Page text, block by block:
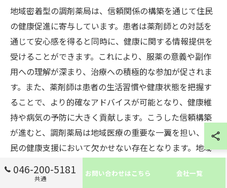
地域密着型の調剤薬局は、信頼関係の構築を通じて住民
の健康促進に寄与しています。患者は薬剤師との対話を
通じて安心感を得ると同時に、健康に関する情報提供を
受けることができます。これにより、服薬の意義や副作
用への理解が深まり、治療への積極的な参加が促されま
す。また、薬剤師は患者の生活習慣や健康状態を把握す
ることで、より的確なアドバイスが可能となり、健康維
持や病気の予防に大きく貢献します。こうした信頼構築
が進むと、調剤薬局は地域医療の重要な一翼を担い、住
民の健康支援において欠かせない存在となります。地域
健康を守るための中心的な役割を果たしています。
046-200-5181
共通
お問い合わせはこちら 会社一覧